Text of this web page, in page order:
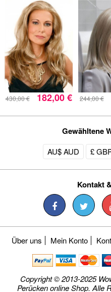
430,00 € 182,00 € 244,00 €
Gewähltene
AU$ AUD £
Kontakt
Über uns Mein Konto
Copyright © 2013-2025
Perücken online Shop. Alle